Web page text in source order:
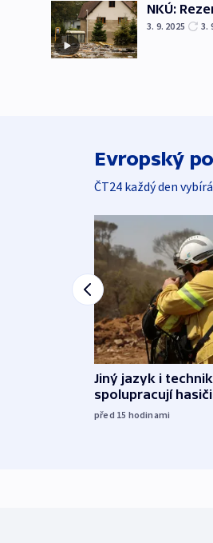
NKÚ:
3. 9. 2025 3.
Evropský
ČT24 každý den
Jiný jazyk i
spolupracují
před 15 hodinami